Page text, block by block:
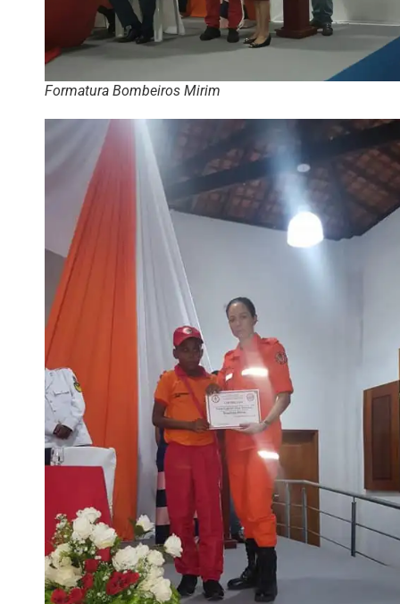
Formatura Bombeiros Mirim